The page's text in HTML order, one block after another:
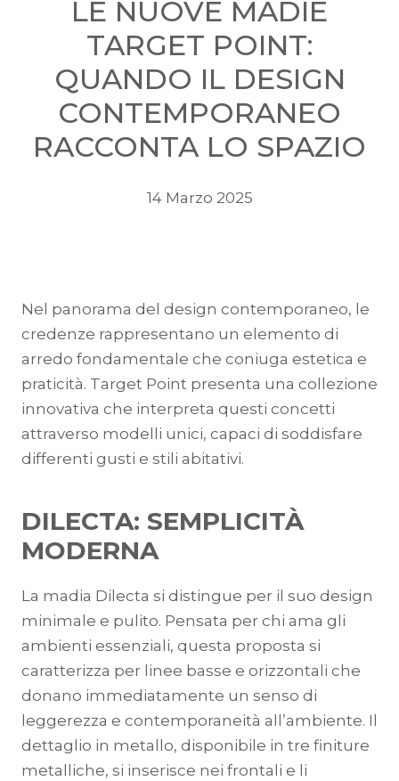
LE NUOVE MADIE
TARGET POINT:
QUANDO IL DESIGN
CONTEMPORANEO
RACCONTA LO SPAZIO
14 Marzo 2025
Nel panorama del design contemporaneo, le
credenze rappresentano un elemento di
arredo fondamentale che coniuga estetica e
praticità. Target Point presenta una collezione
innovativa che interpreta questi concetti
attraverso modelli unici, capaci di soddisfare
differenti gusti e stili abitativi.
DILECTA: SEMPLICITÀ
MODERNA
La madia Dilecta si distingue per il suo design
minimale e pulito. Pensata per chi ama gli
ambienti essenziali, questa proposta si
caratterizza per linee basse e orizzontali che
donano immediatamente un senso di
leggerezza e contemporaneità all’ambiente. Il
dettaglio in metallo, disponibile in tre finiture
metalliche, si inserisce nei frontali e li